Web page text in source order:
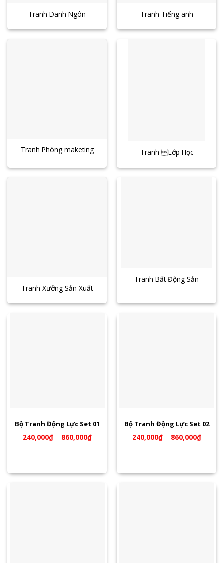
Tranh Danh Ngôn Tranh Tiếng anh
Tranh Phòng maketing Tranh Lớp Học
Tranh Xưởng Sản Xuất
Tranh Bất Động Sản
Bộ Tranh Động Lực Set 01
240,000₫– 860,000₫
Bộ Tranh Động Lực Set 02
240,000₫– 860,000₫